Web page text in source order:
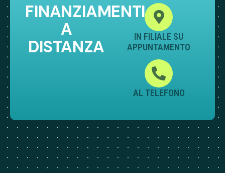
FINANZIAMENTI
A
DISTANZA
IN FILIALE SU
APPUNTAMENTO
AL TELEFONO